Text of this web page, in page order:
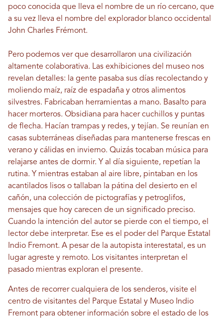
poco conocida que lleva el nombre de un río cercano, que
a su vez lleva el nombre del explorador blanco occidental
John Charles Frémont.
Pero podemos ver que desarrollaron una civilización
altamente colaborativa. Las exhibiciones del museo nos
revelan detalles: la gente pasaba sus días recolectando y
moliendo maíz, raíz de espadaña y otros alimentos
silvestres. Fabricaban herramientas a mano. Basalto para
hacer morteros. Obsidiana para hacer cuchillos y puntas
de flecha. Hacían trampas y redes, y tejían. Se reunían en
casas subterráneas diseñadas para mantenerse frescas en
verano y cálidas en invierno. Quizás tocaban música para
relajarse antes de dormir. Y al día siguiente, repetían la
rutina. Y mientras estaban al aire libre, pintaban en los
acantilados lisos o tallaban la pátina del desierto en el
cañón, una colección de pictografías y petroglifos,
mensajes que hoy carecen de un significado preciso.
Cuando la intención del autor se pierde con el tiempo, el
lector debe interpretar. Ese es el poder del Parque Estatal
Indio Fremont. A pesar de la autopista interestatal, es un
lugar agreste y remoto. Los visitantes interpretan el
pasado mientras exploran el presente.
Antes de recorrer cualquiera de los senderos, visite el
centro de visitantes del Parque Estatal y Museo Indio
Fremont para obtener información sobre el estado de los